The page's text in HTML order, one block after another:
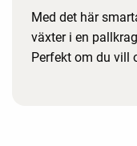
Med det här
växter i en
Perfekt om du vill